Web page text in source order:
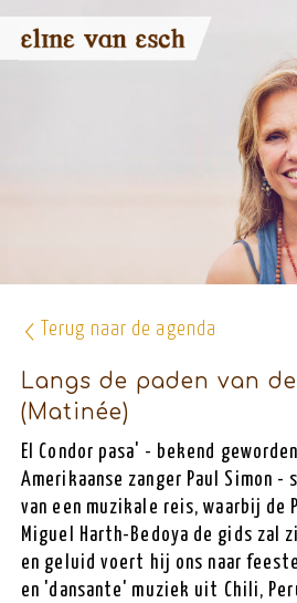
Terug naar de agenda
Langs de paden van
(Matinée)
El Condor pasa' - bekend
Amerikaanse zanger Paul Simon -
van een muzikale reis, waarbij de
Miguel Harth-Bedoya de gids zal
en geluid voert hij ons naar
en 'dansante' muziek uit Chili,